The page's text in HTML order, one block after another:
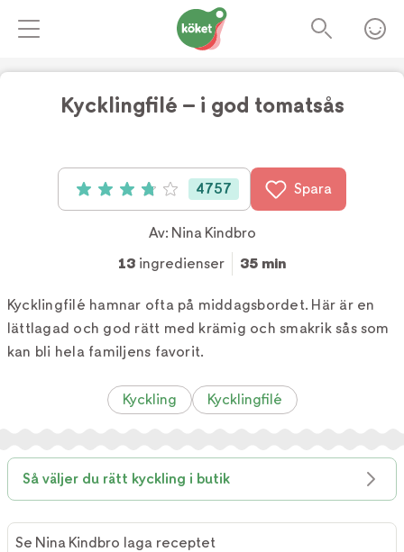
Kycklingfilé – i god tomatsås
Betyg: 3.8 av 5 (4757 röster)
4757 Spara
Av: Nina Kindbro
13 ingredienser 35 min
Kycklingfilé hamnar ofta på middagsbordet. Här är en
lättlagad och god rätt med krämig och smakrik sås som
kan bli hela familjens favorit.
Kyckling Kycklingfilé
Så väljer du rätt kyckling i butik
Se Nina Kindbro laga receptet